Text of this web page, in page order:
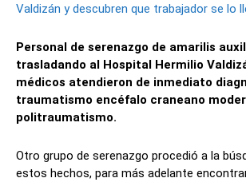
Valdizán y descubren que trabajador se lo
Personal de serenazgo de amarilis
trasladando al Hospital Hermilio
médicos atendieron de inmediato
traumatismo encéfalo craneano
politraumatismo.
Otro grupo de serenazgo procedió a la
estos hechos, para más adelante